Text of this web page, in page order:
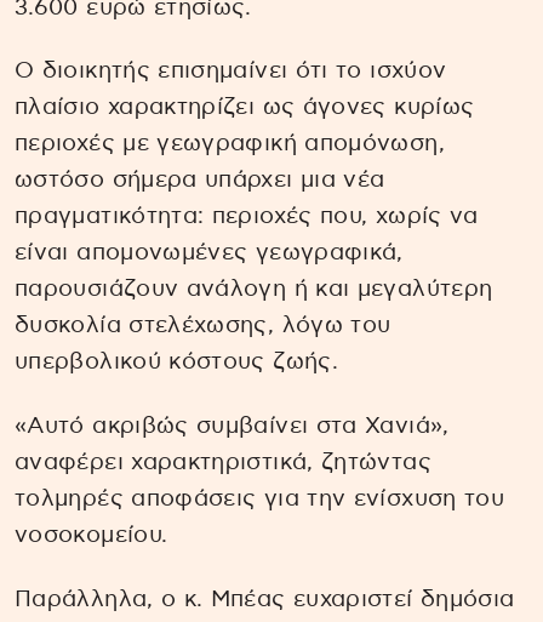
3.600 ευρώ ετησίως.
Ο διοικητής επισημαίνει ότι το ισχύον
πλαίσιο χαρακτηρίζει ως άγονες κυρίως
περιοχές με γεωγραφική απομόνωση,
ωστόσο σήμερα υπάρχει μια νέα
πραγματικότητα: περιοχές που, χωρίς να
είναι απομονωμένες γεωγραφικά,
παρουσιάζουν ανάλογη ή και μεγαλύτερη
δυσκολία στελέχωσης, λόγω του
υπερβολικού κόστους ζωής.
«Αυτό ακριβώς συμβαίνει στα Χανιά»,
αναφέρει χαρακτηριστικά, ζητώντας
τολμηρές αποφάσεις για την ενίσχυση του
νοσοκομείου.
Παράλληλα, ο κ. Μπέας ευχαριστεί δημόσια